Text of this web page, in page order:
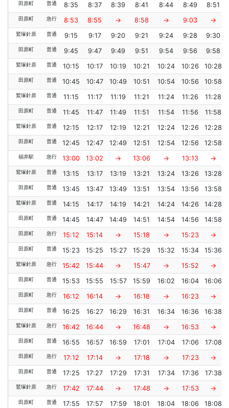
田原町 普通 8:35 8:37 8:39 8:41 8:44 8:49 8:51
田原町 急行 8:53 8:55 → 8:58 → 9:03 →
鷲塚針原 普通 9:15 9:17 9:20 9:21 9:24 9:28 9:30
田原町 普通 9:45 9:47 9:49 9:51 9:54 9:56 9:58
鷲塚針原 普通 10:15 10:17 10:19 10:21 10:24 10:26 10:28
田原町 普通 10:45 10:47 10:49 10:51 10:54 10:56 10:58
鷲塚針原 普通 11:15 11:17 11:19 11:21 11:24 11:26 11:28
田原町 普通 11:45 11:47 11:49 11:51 11:54 11:56 11:58
鷲塚針原 普通 12:15 12:17 12:19 12:21 12:24 12:26 12:28
田原町 普通 12:45 12:47 12:49 12:51 12:54 12:56 12:58
福井駅 急行 13:00 13:02 → 13:06 → 13:13 →
鷲塚針原 普通 13:15 13:17 13:19 13:21 13:24 13:26 13:28
田原町 普通 13:45 13:47 13:49 13:51 13:54 13:56 13:58
鷲塚針原 普通 14:15 14:17 14:19 14:21 14:24 14:26 14:28
田原町 普通 14:45 14:47 14:49 14:51 14:54 14:56 14:58
田原町 急行 15:12 15:14 → 15:18 → 15:23 →
田原町 普通 15:23 15:25 15:27 15:29 15:32 15:34 15:36
鷲塚針原 急行 15:42 15:44 → 15:47 → 15:52 →
田原町 普通 15:53 15:55 15:57 15:59 16:02 16:04 16:06
田原町 急行 16:12 16:14 → 16:18 → 16:23 →
田原町 普通 16:25 16:27 16:29 16:31 16:34 16:36 16:38
鷲塚針原 急行 16:42 16:44 → 16:48 → 16:53 →
田原町 普通 16:55 16:57 16:59 17:01 17:04 17:06 17:08
田原町 急行 17:12 17:14 → 17:18 → 17:23 →
田原町 普通 17:25 17:27 17:29 17:31 17:34 17:36 17:38
鷲塚針原 急行 17:42 17:44 → 17:48 → 17:53 →
田原町 普通 17:55 17:57 17:59 18:01 18:04 18:06 18:08